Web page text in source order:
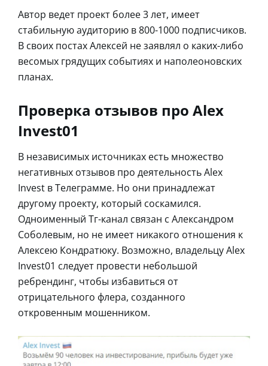
Автор ведет проект более 3 лет, имеет
стабильную аудиторию в 800-1000 подписчиков.
В своих постах Алексей не заявлял о каких-либо
весомых грядущих событиях и наполеоновских
планах.
Проверка отзывов про Alex
Invest01
В независимых источниках есть множество
негативных отзывов про деятельность Alex
Invest в Телеграмме. Но они принадлежат
другому проекту, который соскамился.
Одноименный Тг-канал связан с Александром
Соболевым, но не имеет никакого отношения к
Алексею Кондратюку. Возможно, владельцу Alex
Invest01 следует провести небольшой
ребрендинг, чтобы избавиться от
отрицательного флера, созданного
откровенным мошенником.